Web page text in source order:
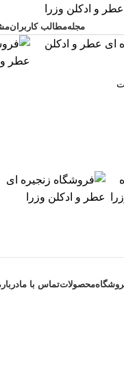
و ادکلن وزرا
مجلهمطالب کاربران
محصولاتتماس با ما